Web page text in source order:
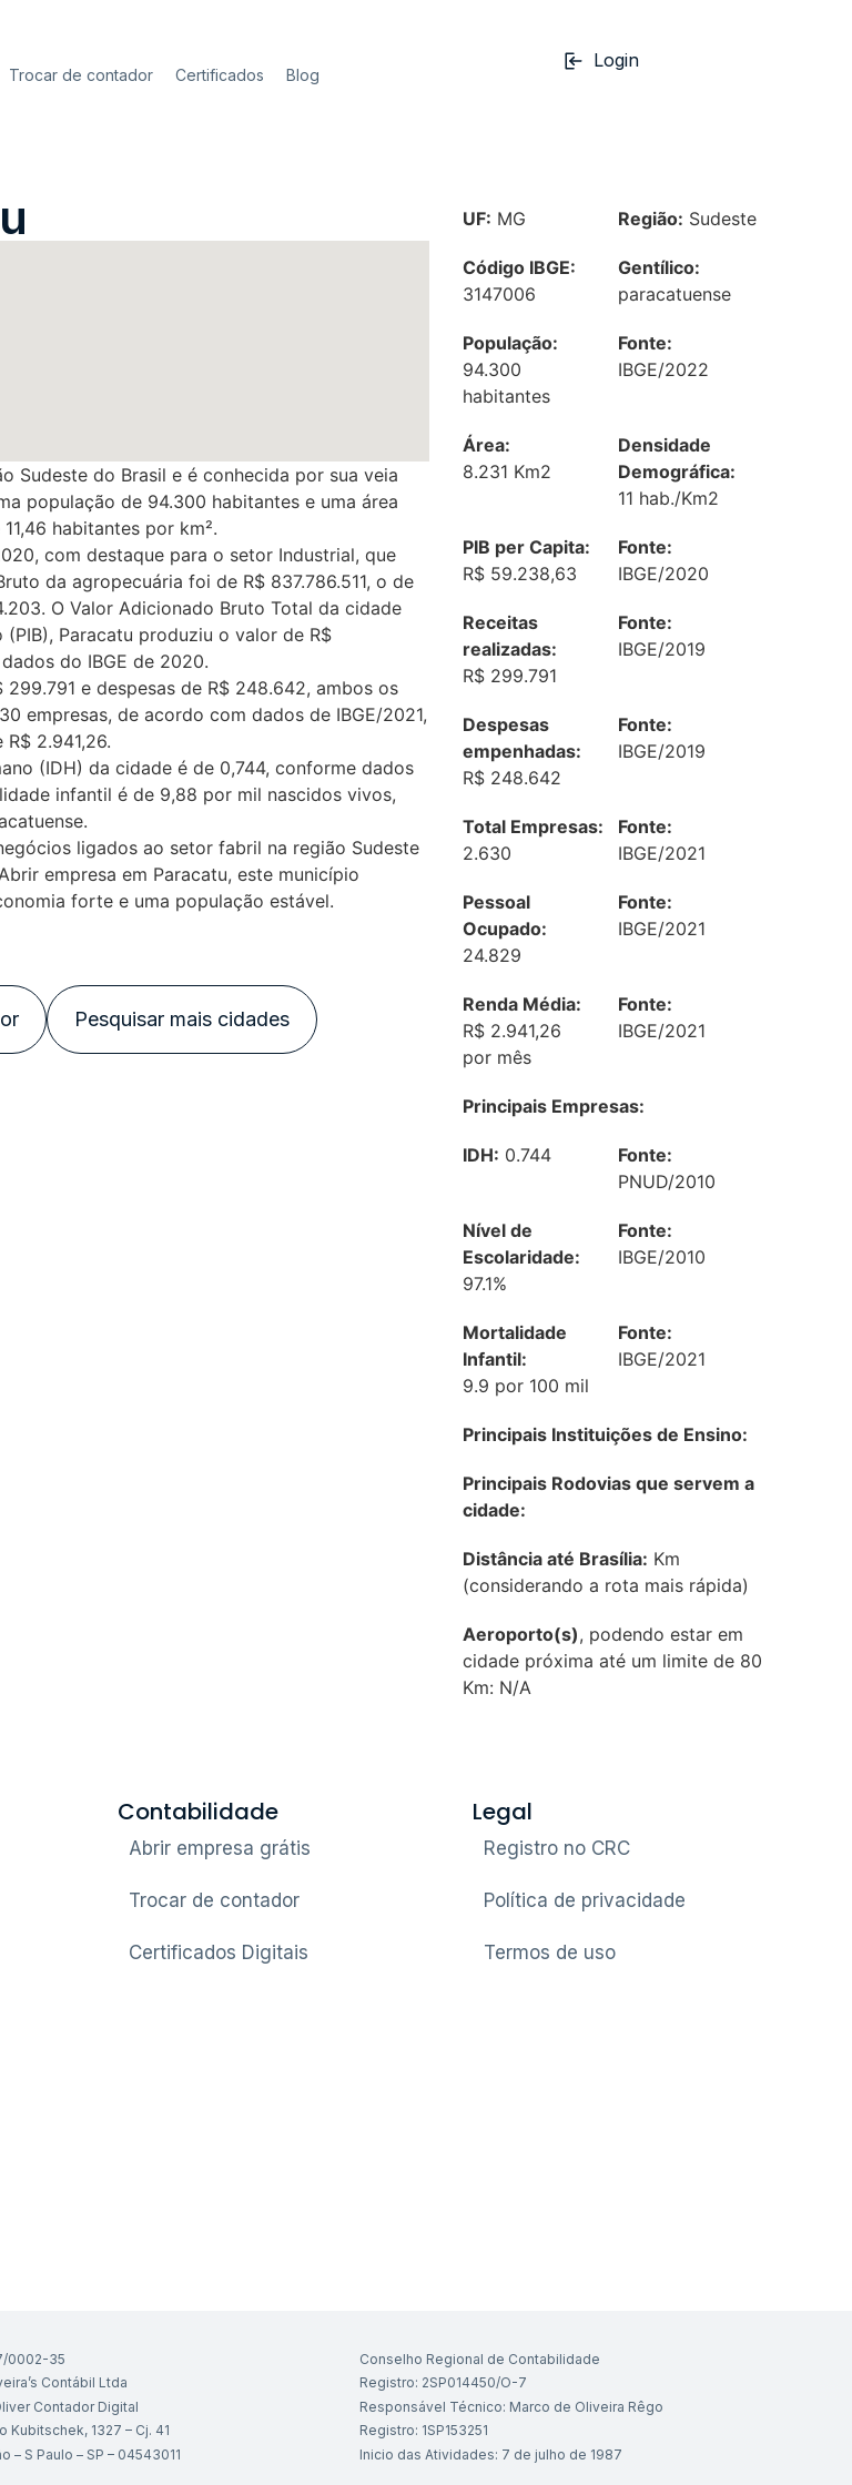
Trocar de contador Certificados Blog
Login
Sudeste do Brasil e é conhecida por sua veia
população de 94.300 habitantes e uma área
habitantes por km².
com destaque para o setor Industrial, que
da agropecuária foi de R$ 837.786.511, o de
O Valor Adicionado Bruto Total da cidade
Paracatu produziu o valor de R$
do IBGE de 2020.
e despesas de R$ 248.642, ambos os
empresas, de acordo com dados de IBGE/2021,
2.941,26.
(IDH) da cidade é de 0,744, conforme dados
infantil é de 9,88 por mil nascidos vivos,
ligados ao setor fabril na região Sudeste
empresa em Paracatu, este município
forte e uma população estável.
Pesquisar mais cidades
UF: MG Região: Sudeste
Código IBGE:
3147006
Gentílico:
paracatuense
População:
94.300
habitantes
Fonte:
IBGE/2022
Área:
8.231 Km2
Densidade
Demográfica:
11 hab./Km2
PIB per Capita:
R$ 59.238,63
Fonte:
IBGE/2020
Receitas
realizadas:
R$ 299.791
Fonte:
IBGE/2019
Despesas
empenhadas:
R$ 248.642
Fonte:
IBGE/2019
Total Empresas:
2.630
Fonte:
IBGE/2021
Pessoal
Ocupado:
24.829
Fonte:
IBGE/2021
Renda Média:
R$ 2.941,26
por mês
Fonte:
IBGE/2021
Principais Empresas:
IDH: 0.744
Fonte:
PNUD/2010
Nível de
Escolaridade:
97.1%
Fonte:
IBGE/2010
Mortalidade
Infantil:
9.9 por 100 mil
Fonte:
IBGE/2021
Principais Instituições de Ensino:
Principais Rodovias que servem a
cidade:
Distância até Brasília: Km
(considerando a rota mais rápida)
Aeroporto(s), podendo estar em
cidade próxima até um limite de 80
Km: N/A
Contabilidade
Abrir empresa grátis
Trocar de contador
Certificados Digitais
Legal
Registro no CRC
Política de privacidade
Termos de uso
0002-35
Contábil Ltda
Contador Digital
Kubitschek, 1327 – Cj. 41
– S Paulo – SP – 04543011
Conselho Regional de Contabilidade
Registro: 2SP014450/O-7
Responsável Técnico: Marco de Oliveira Rêgo
Registro: 1SP153251
Inicio das Atividades: 7 de julho de 1987